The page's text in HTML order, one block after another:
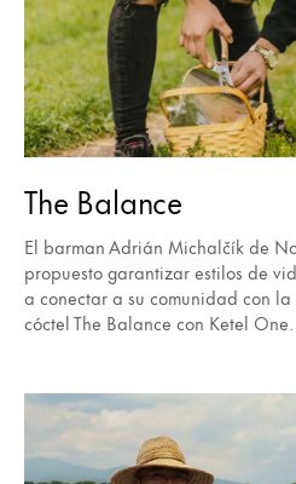
The Balance
El barman Adrián Michalčík de
propuesto garantizar estilos de
a conectar a su comunidad con
cóctel The Balance con Ketel One.